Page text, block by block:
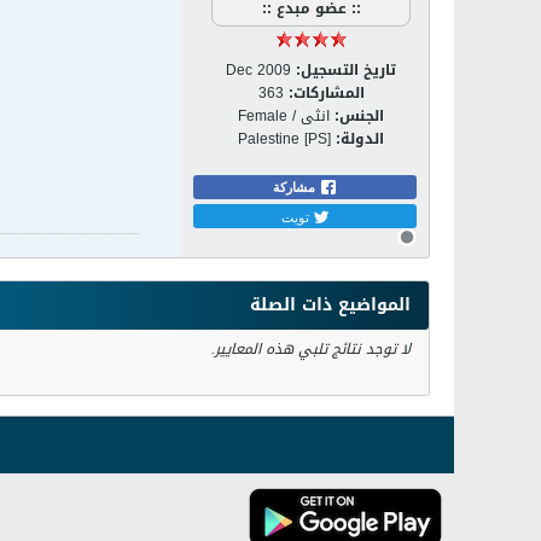
:: عضو مبدع ::
تاريخ التسجيل: Dec 2009
المشاركات: 363
الجنس: انثى / Female
الدولة: Palestine [PS]
مشاركة
تويت
المواضيع ذات الصلة
لا توجد نتائج تلبي هذه المعايير.